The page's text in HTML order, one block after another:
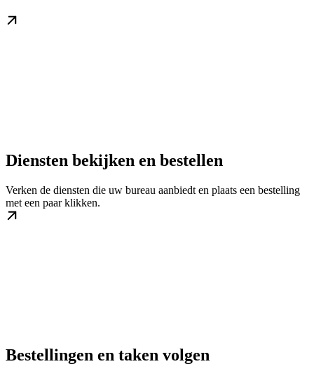
Diensten bekijken en bestellen
Verken de diensten die uw bureau aanbiedt en plaats een bestelling
met een paar klikken.
Bestellingen en taken volgen